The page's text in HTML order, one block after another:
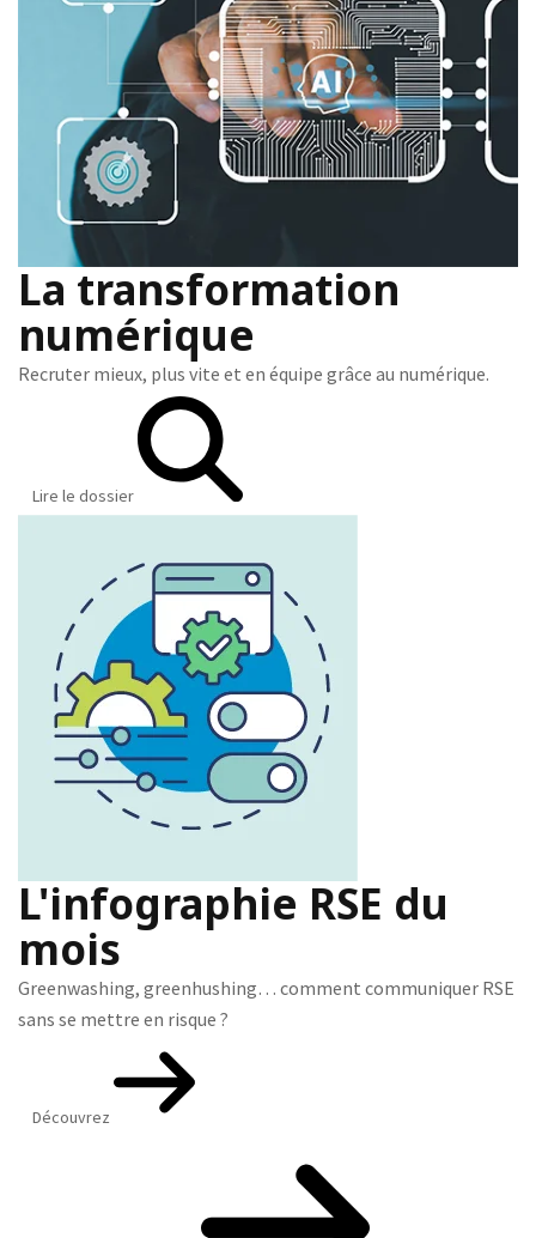
La transformation
numérique
Recruter mieux, plus vite et en équipe grâce au numérique.
Lire le dossier
L'infographie RSE du
mois
Greenwashing, greenhushing… comment communiquer RSE
sans se mettre en risque ?
Découvrez